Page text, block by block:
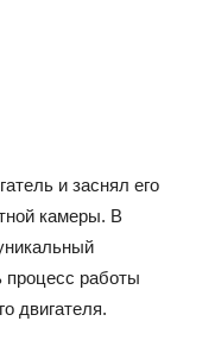
и заснял его
камеры. В
работы
двигателя.